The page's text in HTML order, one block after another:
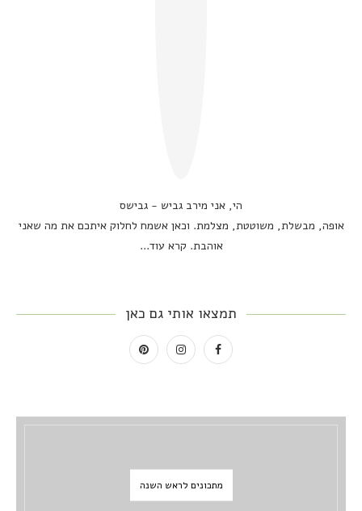
הי, אני מירב גביש - גבישס
אופה, מבשלת, משוטטת, מצלמת. וכאן אשמח לחלוק איתכם את מה שאני
אוהבת. קרא עוד...
תמצאו אותי גם כאן
מתכונים לראש השנה